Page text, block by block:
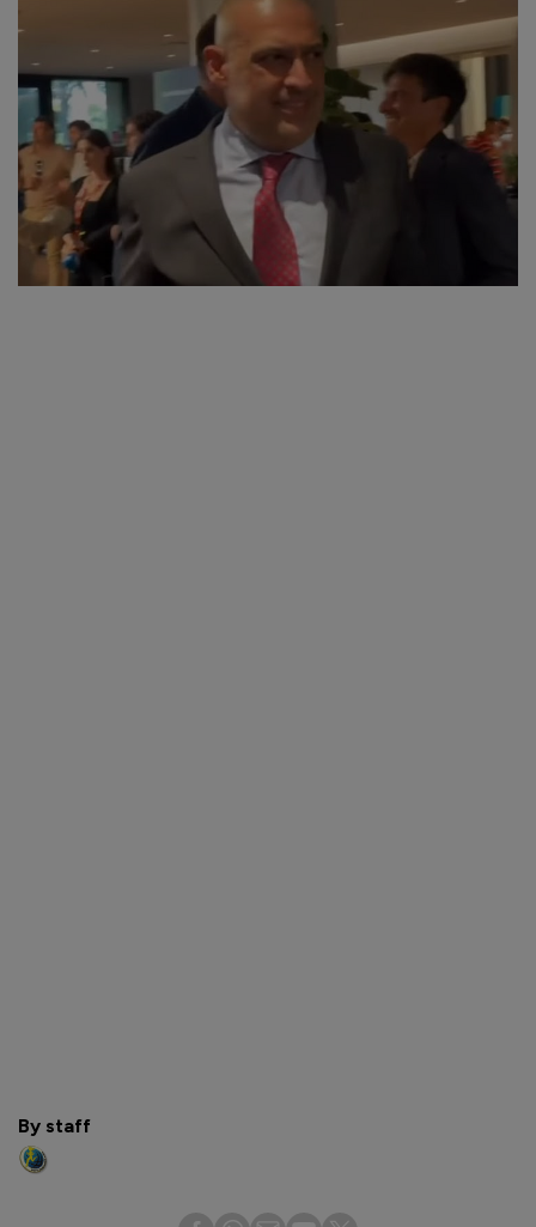
By staff